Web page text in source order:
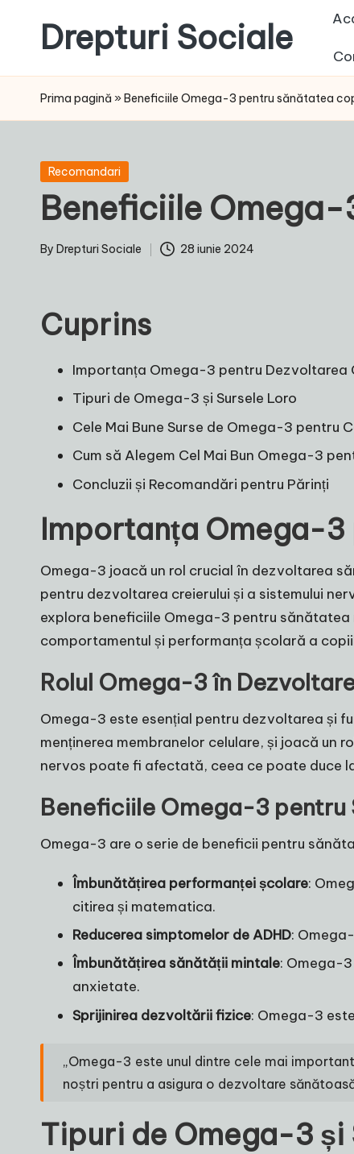
content
Drepturi Sociale
Drepturile
Sociale:
Ta,
Schimbarea
Noastră!
Prima pagină » Beneficiile Omega-3 pentru sănătatea
Posted
Recomandari
Beneficiile
Posted
By Drepturi Sociale 28 iunie 2024
Cuprins
Importanța Omega-3 pentru Dezvoltarea
Tipuri de Omega-3 și Sursele Loro
Cele Mai Bune Surse de Omega-3 pentru
Cum să Alegem Cel Mai Bun Omega-3
Concluzii și Recomandări pentru Părinți
Importanța Omega-
Omega-3 joacă un rol crucial în dezvoltarea
pentru dezvoltarea creierului și a sistemului
explora beneficiile Omega-3 pentru sănătatea
comportamentul și performanța școlară a
Rolul Omega-3 în
Omega-3 este esențial pentru dezvoltarea și
menținerea membranelor celulare, și joacă un
nervos poate fi afectată, ceea ce poate duce
Beneficiile Omega-3
Omega-3 are o serie de beneficii pentru
Îmbunătățirea performanței școlare:
citirea și matematica.
Reducerea simptomelor de ADHD:
Îmbunătățirea sănătății mintale: Omega-
anxietate.
Sprijinirea dezvoltării fizice: Omega-3
„Omega-3 este unul dintre cele mai
noștri pentru a asigura o dezvoltare
Tipuri de Omega-3 și